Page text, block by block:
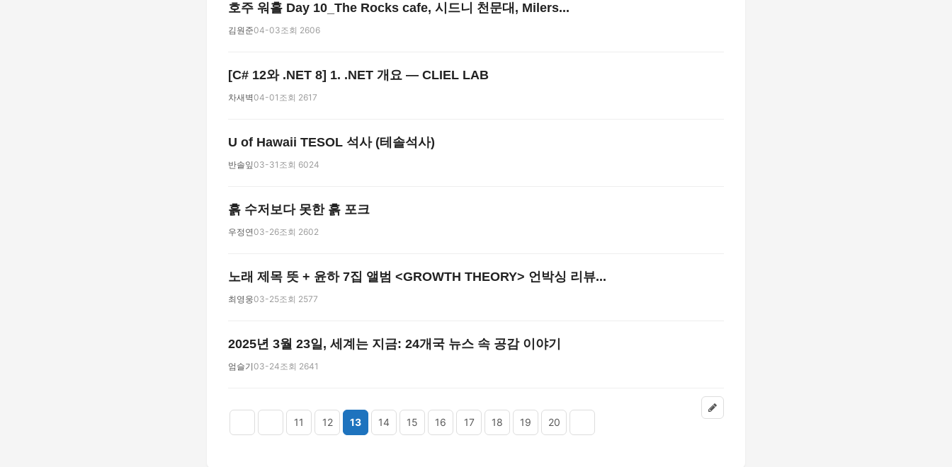
호주 워홀 Day 10_The Rocks cafe, 시드니 천문대, Milers...
김원준04-03조회 2606
[C# 12와 .NET 8] 1. .NET 개요 — CLIEL LAB
차새벽04-01 조회 2617
U of Hawaii TESOL 석사 (테솔석사)
반솔잎03-31 조회 6024
흙 수저보다 못한 흙 포크
우정연03-26조회 2602
노래 제목 뜻 + 윤하 7집 앨범 <GROWTH THEORY> 언박싱 리뷰...
최영웅03-25조회 2577
2025년 3월 23일, 세계는 지금: 24개국 뉴스 속 공감 이야기
엄슬기03-24조회 2641
11 12 13 14 15 16 17 18 19 20